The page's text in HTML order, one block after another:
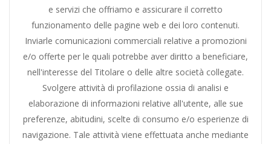
e servizi che offriamo e assicurare il corretto
funzionamento delle pagine web e dei loro contenuti.
Inviarle comunicazioni commerciali relative a promozioni
e/o offerte per le quali potrebbe aver diritto a beneficiare,
nell'interesse del Titolare o delle altre società collegate.
Svolgere attività di profilazione ossia di analisi e
elaborazione di informazioni relative all'utente, alle sue
preferenze, abitudini, scelte di consumo e/o esperienze di
navigazione. Tale attività viene effettuata anche mediante